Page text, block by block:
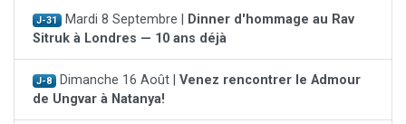
J-31 Mardi 8 Septembre |
Dinner d'hommage au Rav
Sitruk à Londres — 10 ans déjà
J-8 Dimanche 16 Août | Venez rencontrer le Admour
de Ungvar à Natanya!